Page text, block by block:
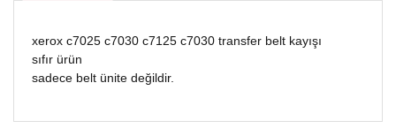
xerox c7025 c7030 c7125 c7030 transfer belt kayışı
sıfır ürün
sadece belt ünite değildir.
Bu ürünün fiyat bilgisi, resim, ürün açıklamalarında ve diğer